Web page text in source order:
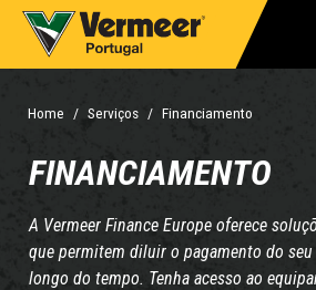
Home Serviços Financiamento
FINANCIAMENTO
A Vermeer Finance Europe oferece
que permitem diluir o pagamento do
longo do tempo. Tenha acesso ao